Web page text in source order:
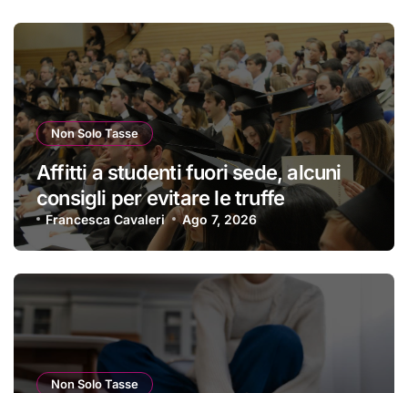
Non Solo Tasse
Affitti a studenti fuori sede, alcuni
consigli per evitare le truffe
Francesca Cavaleri Ago 7, 2026
Non Solo Tasse